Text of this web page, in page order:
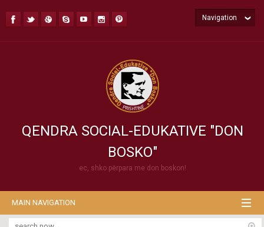
QENDRA SOCIAL-EDUKATIVE "DON
BOSKO"
ec, shko përpara me don boskon!
Navigation
MAIN NAVIGATION